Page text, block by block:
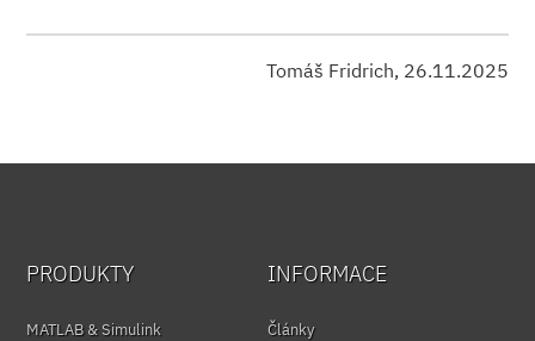
Tomáš Fridrich, 26.11.2025
PRODUKTY
MATLAB & Simulink
INFORMACE
Články